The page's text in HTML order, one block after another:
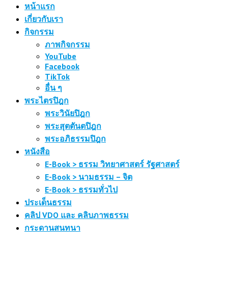
หน้าแรก
เกี่ยวกับเรา
กิจกรรม
ภาพกิจกรรม
YouTube
Facebook
TikTok
อื่น ๆ
พระไตรปิฎก
พระวินัยปิฎก
พระสุตตันตปิฎก
พระอภิธรรมปิฎก
หนังสือ
E-Book > ธรรม วิทยาศาสตร์ รัฐศาสตร์
E-Book > นามธรรม – จิต
E-Book > ธรรมทั่วไป
ประเด็นธรรม
คลิป VDO และ คลิบภาพธรรม
กระดานสนทนา